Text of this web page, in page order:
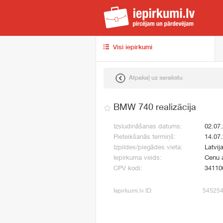
Visi iepirkumi
Atpakaļ uz sarakstu
BMW 740 realizācija
Izsludināšanas datums:
Pieteikšanās termiņš:
Izpildes/piegādes vieta:
Iepirkuma veids:
Cenu
CPV kodi:
Iepirkumi.lv ID: